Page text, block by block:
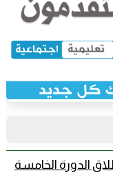
(3) تعلن انطلاق الدورة الخامسة